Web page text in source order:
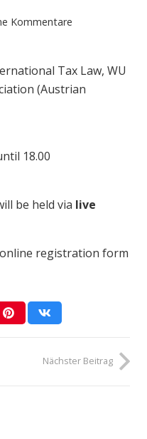
Kommentare
Tax Law, WU
(Austrian
18.00
be held via live
registration form
Nächster Beitrag